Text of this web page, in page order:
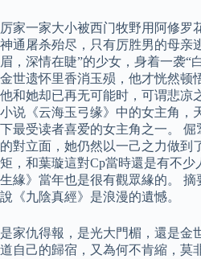
厉家一家大小被西门牧野用阿修罗
神通屠杀殆尽，只有厉胜男的母亲
眉，深情在睫”的少女，身着一袭“
金世遗怀里香消玉殒，他才恍然顿
他和她却已再无可能时，可谓悲凉
小说《云海玉弓缘》中的女主角，
下最受读者喜爱的女主角之一。
的對立面，她仍然以一己之力做到
矩，和葉璇這對Cp當時還是有不
生緣》當年也是很有觀眾緣的。
說《九陰真經》是浪漫的遺憾。
是家仇得報，是光大門楣，還是金
道自己的歸宿，又為何不肯縮，莫